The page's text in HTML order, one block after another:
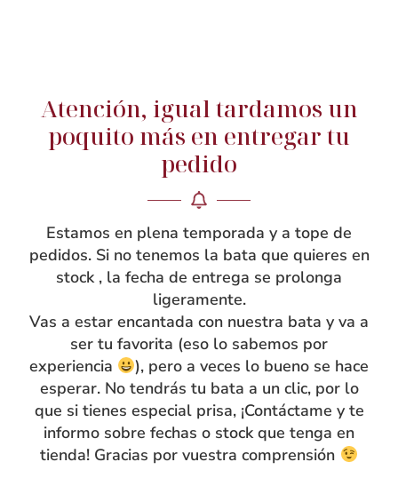
Rebeca García
Blog
Taller
Contacto
Atención, igual tardamos un
poquito más en entregar tu
pedido
Estamos en plena temporada y a tope de
pedidos. Si no tenemos la bata que quieres en
stock , la fecha de entrega se prolonga
ligeramente.
Vas a estar encantada con nuestra bata y va a
ser tu favorita (eso lo sabemos por
experiencia
), pero a veces lo bueno se hace
esperar. No tendrás tu bata a un clic, por lo
que si tienes especial prisa, ¡Contáctame y te
informo sobre fechas o stock que tenga en
tienda! Gracias por vuestra comprensión